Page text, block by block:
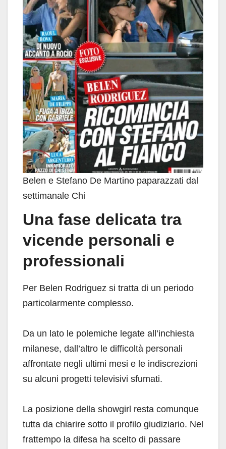
Belen e Stefano De Martino paparazzati dal
settimanale Chi
Una fase delicata tra
vicende personali e
professionali
Per Belen Rodriguez si tratta di un periodo
particolarmente complesso.
Da un lato le polemiche legate all’inchiesta
milanese, dall’altro le difficoltà personali
affrontate negli ultimi mesi e le indiscrezioni
su alcuni progetti televisivi sfumati.
La posizione della showgirl resta comunque
tutta da chiarire sotto il profilo giudiziario. Nel
frattempo la difesa ha scelto di passare